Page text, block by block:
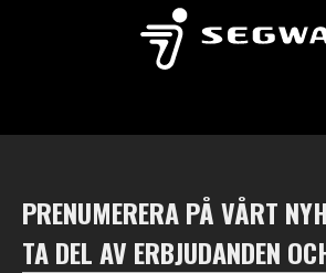
PRENUMERERA PÅ VÅRT
TA DEL AV ERBJUDANDEN